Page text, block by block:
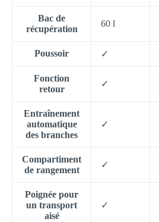
Bac de
récupération
60 l
Poussoir ✓
Fonction
retour
✓
Entraînement
automatique
des branches
✓
Compartiment
de rangement
✓
Poignée pour
un transport
aisé
✓